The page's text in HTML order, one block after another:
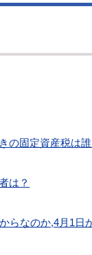
の固定資産税は
は？
らなのか,4月1日